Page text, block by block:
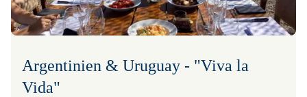
Argentinien & Uruguay - "Viva la
Vida"